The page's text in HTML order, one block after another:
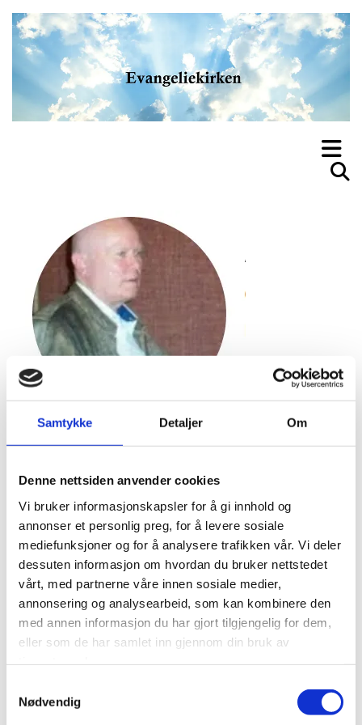
Samtykke Detaljer Om
Denne nettsiden anvender cookies
Vi bruker informasjonskapsler for å gi innhold og
annonser et personlig preg, for å levere sosiale
mediefunksjoner og for å analysere trafikken vår. Vi deler
dessuten informasjon om hvordan du bruker nettstedet
vårt, med partnerne våre innen sosiale medier,
annonsering og analysearbeid, som kan kombinere den
med annen informasjon du har gjort tilgjengelig for dem,
eller som de har samlet inn gjennom din bruk av
Nødvendig
REDAKTØR. ANDERS HELGE MYHREN. Org. 988 97
2304. Bank: 6311.09.07445
https://www.godtube.com/watch/?
v=DLWKWLNX#google_vignette
På Godtube finner du redaktørens ene sang på CD. Verdt et
klikk, kanskje..
«Vi tror på én Gud, den allmektige Jehova, som alltid har
eksistert, og som har skapt himmel og jord, alt synlig og usynlig.